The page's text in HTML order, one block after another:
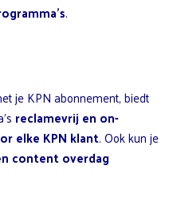
.
je KPN abonnement, biedt
reclamevrij en on-
elke KPN klant. Ook kun je
content overdag